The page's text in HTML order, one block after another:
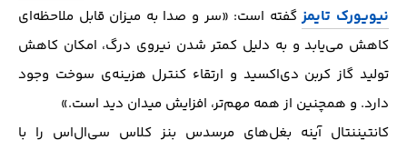
نیویورک تایمزگفته است: «سر و صدا به میزان قابل ملاحظه‌ای
کاهش می‌یابد و به دلیل کمتر شدن نیروی درگ، امکان کاهش
تولید گاز کربن دی‌اکسید و ارتقاء کنترل هزینه‌ی سوخت وجود
دارد. و همچنین از همه مهم‌تر، افزایش میدان دید است.»
کانتیننتال آینه بغل‌های مرسدس بنز کلاس سی‌ال‌اس را با